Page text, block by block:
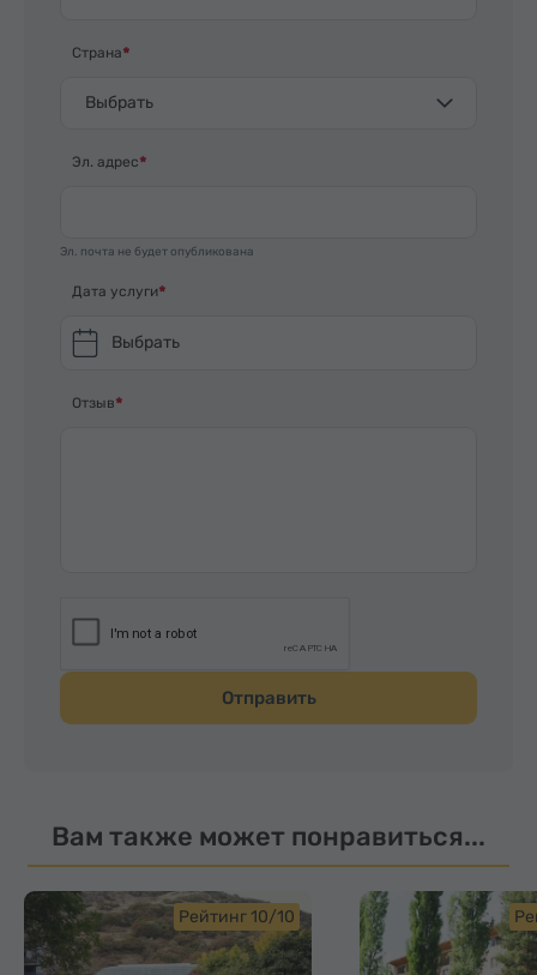
Страна
Выбрать
Эл. адрес
Эл. почта не будет опубликована
Дата услуги
Выбрать
Отзыв
Отправить
Вам также может понравиться...
Рейтинг 10/10